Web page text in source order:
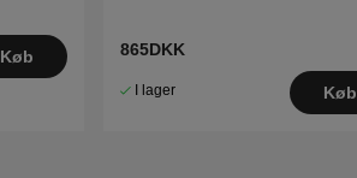
Køb 865DKK
I lager Køb